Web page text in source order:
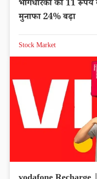
भागधारकों को 11 रूपये
मुनाफा 24% बढ़ा
Stock Market